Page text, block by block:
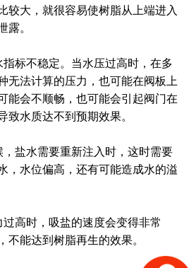
较大，就很容易使树脂从上端进入
露。
标不稳定。当水压过高时，在多
无法计算的压力，也可能在阀板上
能会不顺畅，也可能会引起阀门在
致水质达不到预期效果。
盐水需要重新注入时，这时需要
，水位偏高，还有可能造成水的溢
高时，吸盐的速度会变得非常
不能达到树脂再生的效果。